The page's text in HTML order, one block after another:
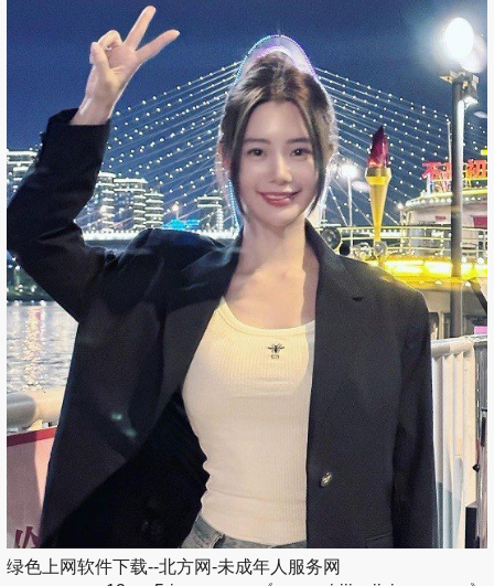
绿色上网软件下载--北方网-未成年人服务网